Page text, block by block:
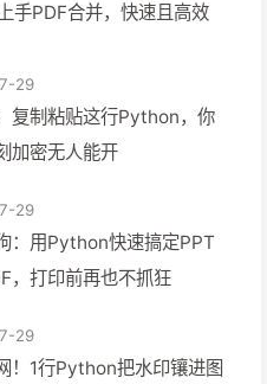
手PDF合并，快速且高效
29
复制粘贴这行Python，你
加密无人能开
29
：用Python快速搞定PPT
，打印前再也不抓狂
29
！1行Python把水印镶进图